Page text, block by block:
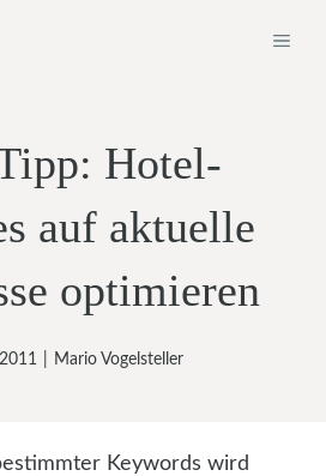
Hotel-
auf aktuelle
optimieren
Mario Vogelsteller
Keywords wird